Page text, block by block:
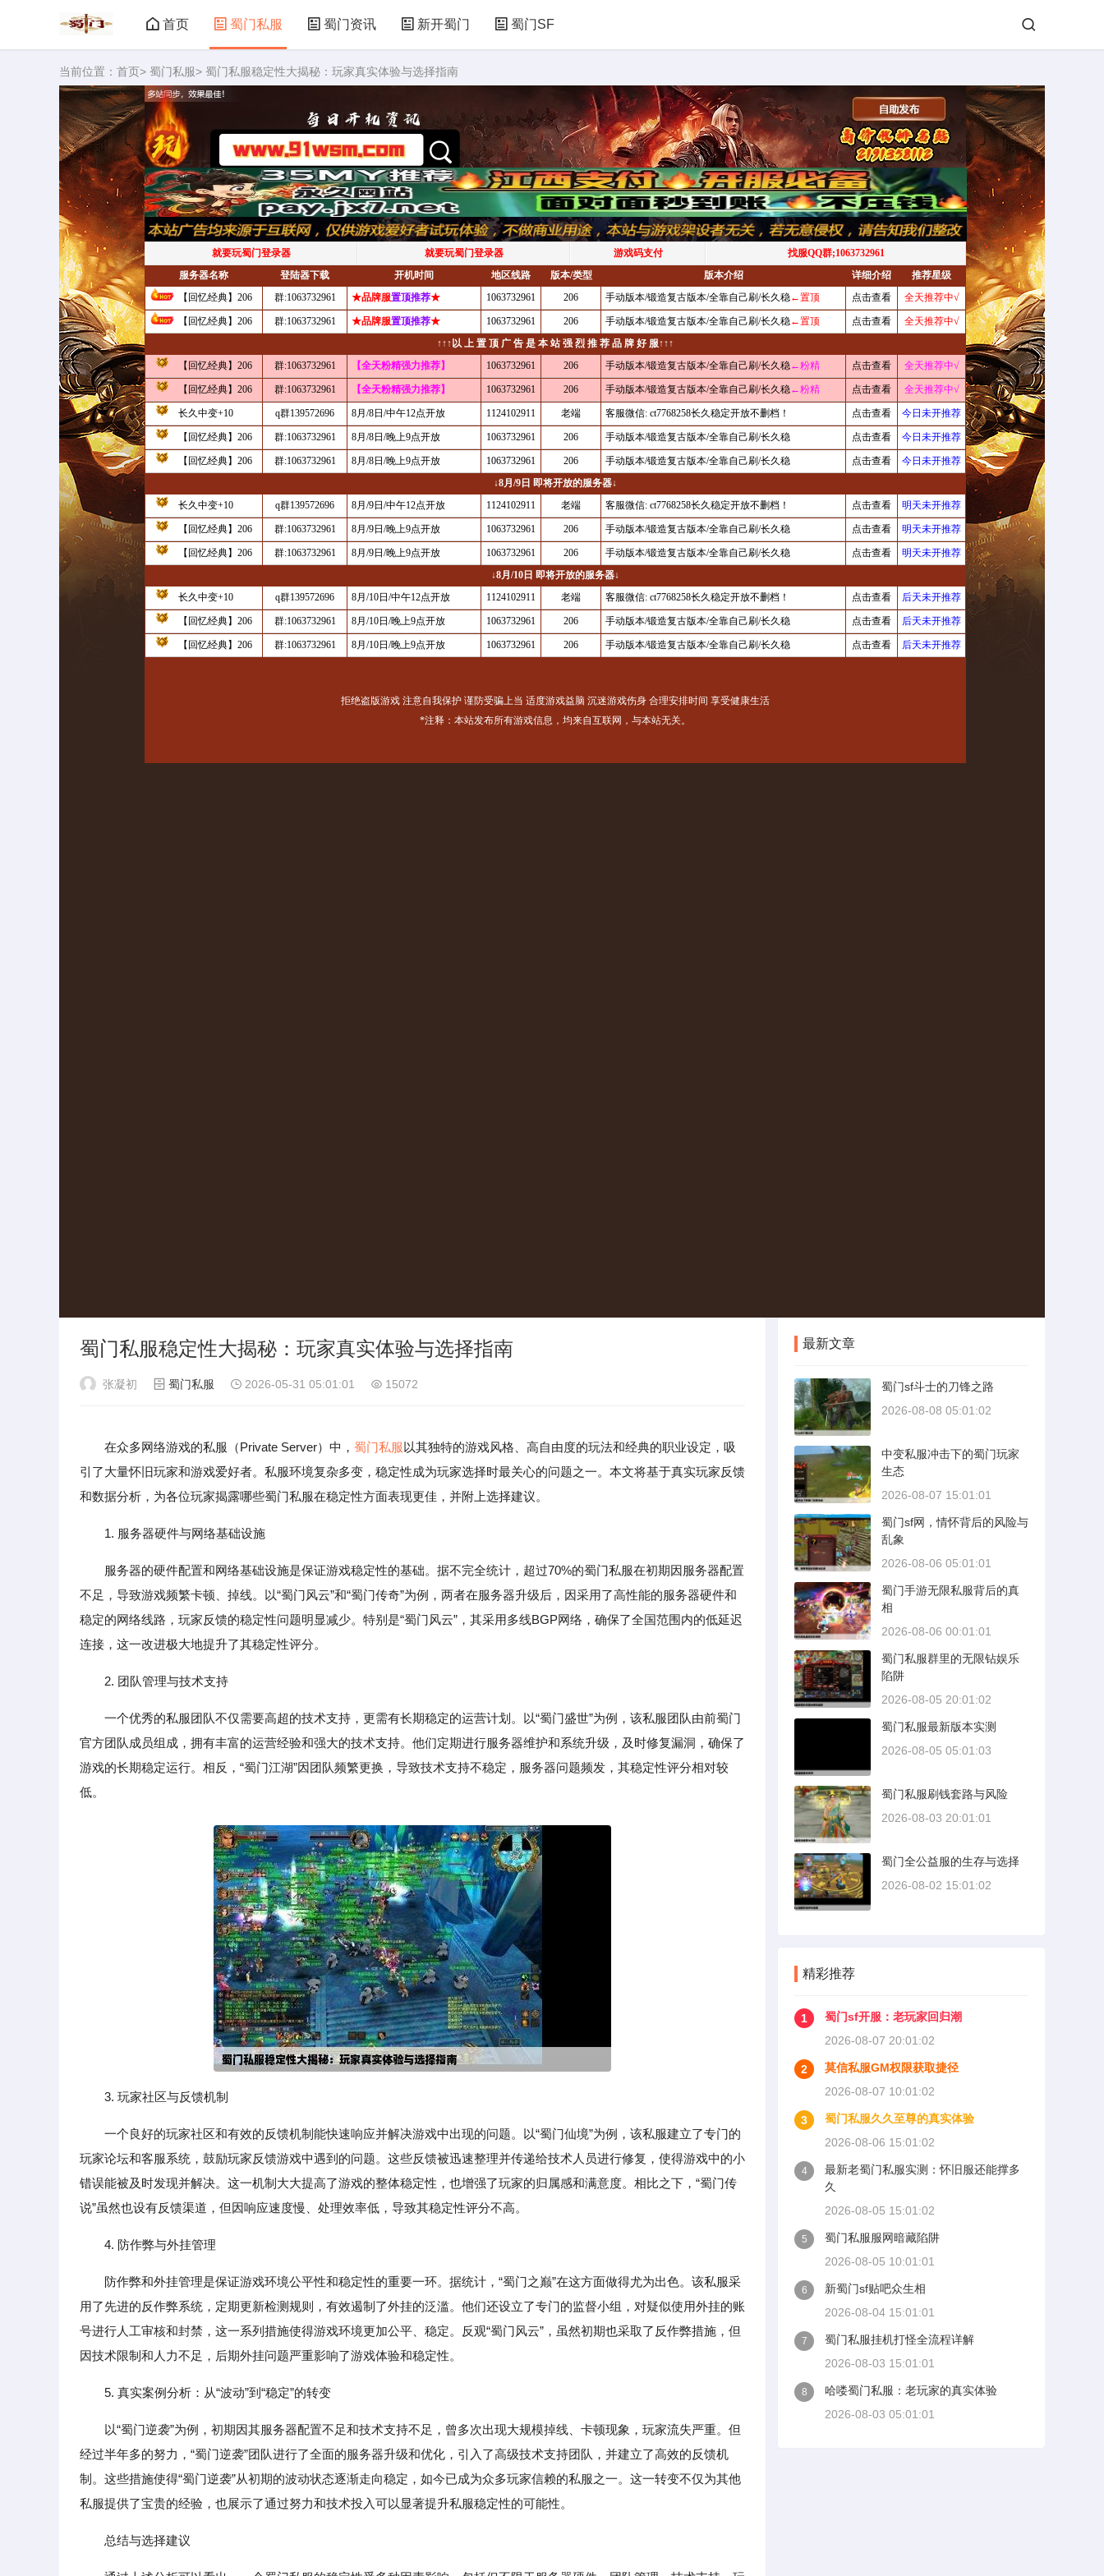
首页 蜀门私服 蜀门资讯 新开蜀门 蜀门SF
当前位置： 首页> 蜀门私服> 蜀门私服稳定性大揭秘：玩家真实体验与选择指南
蜀门私服稳定性大揭秘：玩家真实体验与选择指南
张凝初 蜀门私服 2026-05-31 05:01:01 15072
在众多网络游戏的私服（Private Server）中， 蜀门私服以其独特的游戏风格、高自由度的玩法和经典的职业设定，吸
引了大量怀旧玩家和游戏爱好者。私服环境复杂多变，稳定性成为玩家选择时最关心的问题之一。本文将基于真实玩家反馈
和数据分析，为各位玩家揭露哪些蜀门私服在稳定性方面表现更佳，并附上选择建议。
1. 服务器硬件与网络基础设施
服务器的硬件配置和网络基础设施是保证游戏稳定性的基础。据不完全统计，超过70%的蜀门私服在初期因服务器配置
不足，导致游戏频繁卡顿、掉线。以“蜀门风云”和“蜀门传奇”为例，两者在服务器升级后，因采用了高性能的服务器硬件和
稳定的网络线路，玩家反馈的稳定性问题明显减少。特别是“蜀门风云”，其采用多线BGP网络，确保了全国范围内的低延迟
连接，这一改进极大地提升了其稳定性评分。
2. 团队管理与技术支持
一个优秀的私服团队不仅需要高超的技术支持，更需有长期稳定的运营计划。以“蜀门盛世”为例，该私服团队由前蜀门
官方团队成员组成，拥有丰富的运营经验和强大的技术支持。他们定期进行服务器维护和系统升级，及时修复漏洞，确保了
游戏的长期稳定运行。相反，“蜀门江湖”因团队频繁更换，导致技术支持不稳定，服务器问题频发，其稳定性评分相对较
低。
3. 玩家社区与反馈机制
一个良好的玩家社区和有效的反馈机制能快速响应并解决游戏中出现的问题。以“蜀门仙境”为例，该私服建立了专门的
玩家论坛和客服系统，鼓励玩家反馈游戏中遇到的问题。这些反馈被迅速整理并传递给技术人员进行修复，使得游戏中的小
错误能被及时发现并解决。这一机制大大提高了游戏的整体稳定性，也增强了玩家的归属感和满意度。相比之下，“蜀门传
说”虽然也设有反馈渠道，但因响应速度慢、处理效率低，导致其稳定性评分不高。
4. 防作弊与外挂管理
防作弊和外挂管理是保证游戏环境公平性和稳定性的重要一环。据统计，“蜀门之巅”在这方面做得尤为出色。该私服采
用了先进的反作弊系统，定期更新检测规则，有效遏制了外挂的泛滥。他们还设立了专门的监督小组，对疑似使用外挂的账
号进行人工审核和封禁，这一系列措施使得游戏环境更加公平、稳定。反观“蜀门风云”，虽然初期也采取了反作弊措施，但
因技术限制和人力不足，后期外挂问题严重影响了游戏体验和稳定性。
5. 真实案例分析：从“波动”到“稳定”的转变
以“蜀门逆袭”为例，初期因其服务器配置不足和技术支持不足，曾多次出现大规模掉线、卡顿现象，玩家流失严重。但
经过半年多的努力，“蜀门逆袭”团队进行了全面的服务器升级和优化，引入了高级技术支持团队，并建立了高效的反馈机
制。这些措施使得“蜀门逆袭”从初期的波动状态逐渐走向稳定，如今已成为众多玩家信赖的私服之一。这一转变不仅为其他
私服提供了宝贵的经验，也展示了通过努力和技术投入可以显著提升私服稳定性的可能性。
总结与选择建议
最新文章
蜀门sf斗士的刀锋之路
2026-08-08 05:01:02
中变私服冲击下的蜀门玩家
生态
2026-08-07 15:01:01
蜀门sf网，情怀背后的风险与
乱象
2026-08-06 05:01:01
蜀门手游无限私服背后的真
相
2026-08-06 00:01:01
蜀门私服群里的无限钻娱乐
陷阱
2026-08-05 20:01:02
蜀门私服最新版本实测
2026-08-05 05:01:03
蜀门私服刷钱套路与风险
2026-08-03 20:01:01
蜀门全公益服的生存与选择
2026-08-02 15:01:02
精彩推荐
1
蜀门sf开服：老玩家回归潮
2026-08-07 20:01:02
2
莫信私服GM权限获取捷径
2026-08-07 10:01:02
3
蜀门私服久久至尊的真实体验
2026-08-06 15:01:02
4
最新老蜀门私服实测：怀旧服还能撑多
久
2026-08-05 15:01:02
5
蜀门私服服网暗藏陷阱
2026-08-05 10:01:01
6
新蜀门sf贴吧众生相
2026-08-04 15:01:01
7
蜀门私服挂机打怪全流程详解
2026-08-03 15:01:01
8
哈喽蜀门私服：老玩家的真实体验
2026-08-03 05:01:01